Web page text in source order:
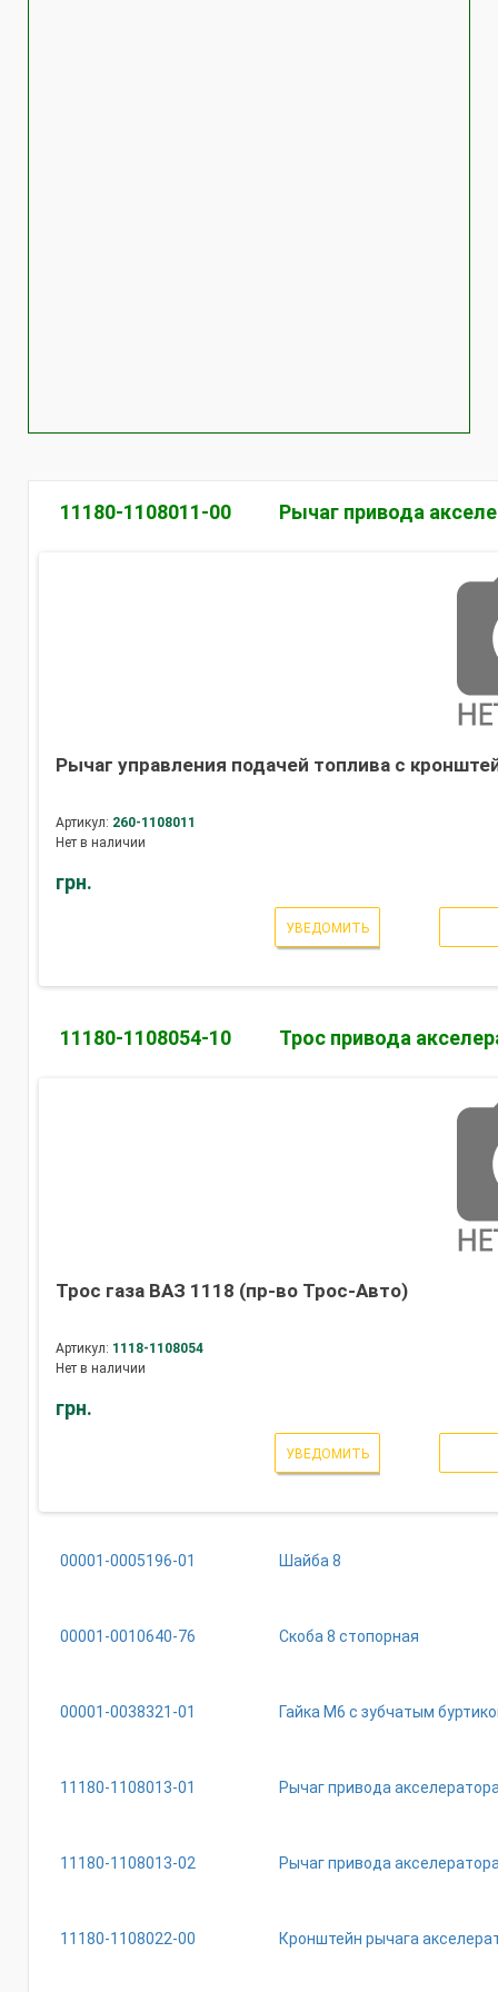
11180-1108011-00 Рычаг привода
Рычаг управления подачей топлива с
Артикул: 260-1108011
Нет в наличии
грн.
УВЕДОМИТЬ
11180-1108054-10 Трос привода
Трос газа ВАЗ 1118 (пр-во Трос-Авто)
Артикул: 1118-1108054
Нет в наличии
грн.
УВЕДОМИТЬ
00001-0005196-01 Шайба 8
00001-0010640-76 Скоба 8 стопорная
00001-0038321-01 Гайка М6 с зубчатым
11180-1108013-01 Рычаг привода
11180-1108013-02 Рычаг привода
11180-1108022-00 Кронштейн рычага